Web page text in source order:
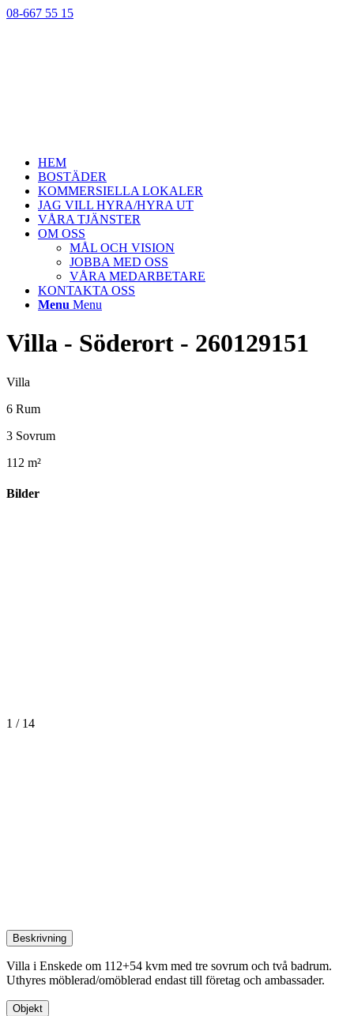
08-667 55 15
HEM
BOSTÄDER
KOMMERSIELLA LOKALER
JAG VILL HYRA/HYRA UT
VÅRA TJÄNSTER
OM OSS
MÅL OCH VISION
JOBBA MED OSS
VÅRA MEDARBETARE
KONTAKTA OSS
Menu Menu
Villa - Söderort - 260129151
Villa
6 Rum
3 Sovrum
112 m²
Bilder
1 / 14
Beskrivning
Villa i Enskede om 112+54 kvm med tre sovrum och två badrum.
Uthyres möblerad/omöblerad endast till företag och ambassader.
Objekt